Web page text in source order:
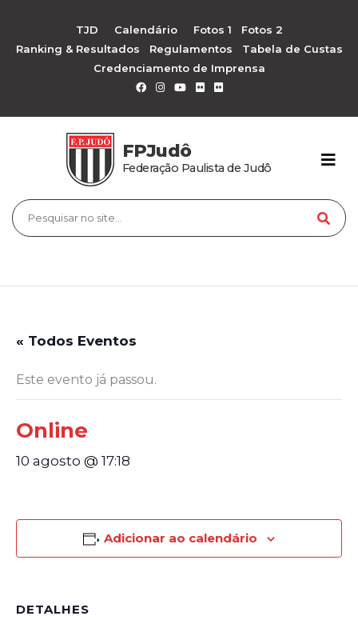
TJD Calendário Fotos 1
Fotos 2
Ranking & Resultados
Regulamentos
Tabela de Custas
Credenciamento de Imprensa
FPJudô
Federação Paulista de Judô
« Todos Eventos
Este evento já passou.
Online
10 agosto @ 17:18
Adicionar ao calendário
DETALHES